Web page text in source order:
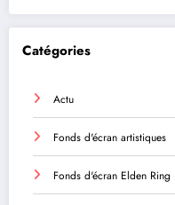
Catégories
Actu
Fonds d'écran artistiques
Fonds d'écran Elden Ring